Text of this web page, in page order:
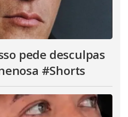
pede desculpas
#Shorts